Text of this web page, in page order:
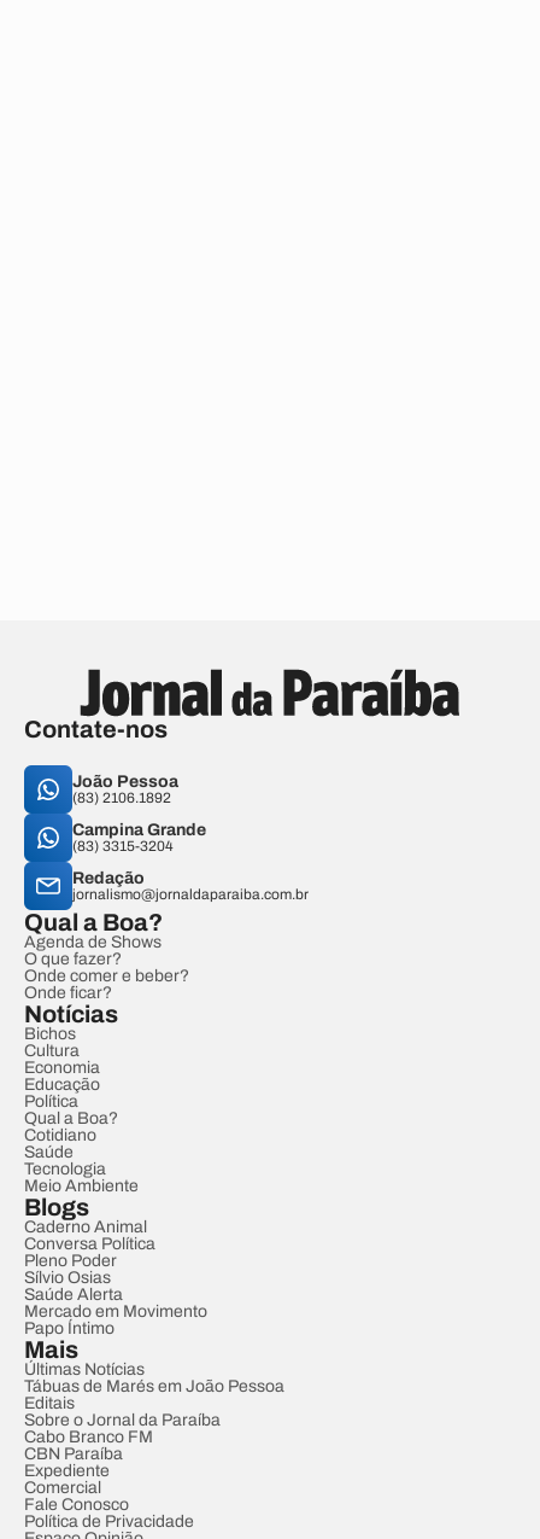
Contate-nos
João Pessoa
(83) 2106.1892
Campina Grande
(83) 3315-3204
Redação
jornalismo@jornaldaparaiba.com.br
Qual a Boa?
Agenda de Shows
O que fazer?
Onde comer e beber?
Onde ficar?
Notícias
Bichos
Cultura
Economia
Educação
Política
Qual a Boa?
Cotidiano
Saúde
Tecnologia
Meio Ambiente
Blogs
Caderno Animal
Conversa Política
Pleno Poder
Sílvio Osias
Saúde Alerta
Mercado em Movimento
Papo Íntimo
Mais
Últimas Notícias
Tábuas de Marés em João Pessoa
Editais
Sobre o Jornal da Paraíba
Cabo Branco FM
CBN Paraíba
Expediente
Comercial
Fale Conosco
Política de Privacidade